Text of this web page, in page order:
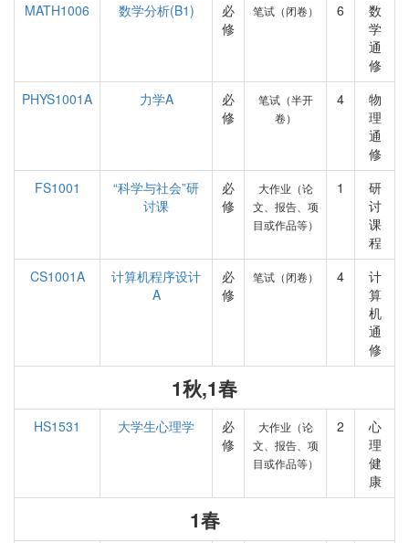
MATH1006
数学分析(B1)
必
修
笔试（闭卷） 6
数
学
通
修
PHYS1001A
力学A
必
修
笔试（半开
卷）
4
物
理
通
修
FS1001
“科学与社会”研
讨课
必
修
大作业（论
文、报告、项
目或作品等）
1
研
讨
课
程
CS1001A
计算机程序设计
A
必
修
笔试（闭卷） 4
计
算
机
通
修
1秋,1春
HS1531 大学生心理学
必
修
大作业（论
文、报告、项
目或作品等）
2
心
理
健
康
1春